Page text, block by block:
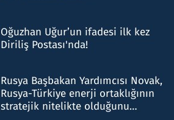
Oğuzhan Uğur’un ifadesi ilk kez
Diriliş Postası'nda!
Rusya Başbakan Yardımcısı Novak,
Rusya-Türkiye enerji ortaklığının
stratejik nitelikte olduğunu